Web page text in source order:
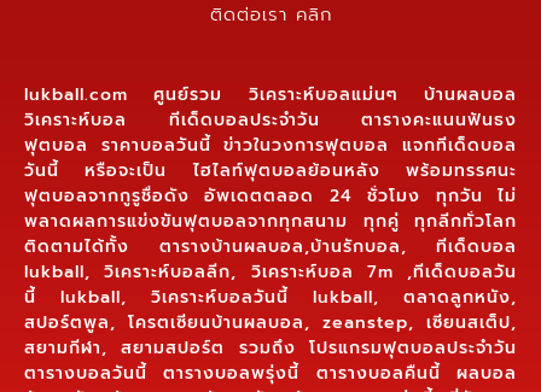
ติดต่อเรา คลิก
lukball.com ศูนย์รวม วิเคราะห์บอลแม่นๆ บ้านผลบอล
วิเคราะห์บอล ทีเด็ดบอลประจำวัน ตารางคะแนนฟันธง
ฟุตบอล ราคาบอลวันนี้ ข่าวในวงการฟุตบอล แจกทีเด็ดบอล
วันนี้ หรือจะเป็น ไฮไลท์ฟุตบอลย้อนหลัง พร้อมทรรศนะ
ฟุตบอลจากกูรูชื่อดัง อัพเดตตลอด 24 ชั่วโมง ทุกวัน ไม่
พลาดผลการแข่งขันฟุตบอลจากทุกสนาม ทุกคู่ ทุกลีกทั่วโลก
ติดตามได้ทั้ง ตารางบ้านผลบอล,บ้านรักบอล, ทีเด็ดบอล
lukball, วิเคราะห์บอลลีก, วิเคราะห์บอล 7m ,ทีเด็ดบอลวัน
นี้ lukball, วิเคราะห์บอลวันนี้ lukball, ตลาดลูกหนัง,
สปอร์ตพูล, โครตเซียนบ้านผลบอล, zeanstep, เซียนสเต็ป,
สยามกีฬา, สยามสปอร์ต รวมถึง โปรแกรมฟุตบอลประจำวัน
ตารางบอลวันนี้ ตารางบอลพรุ่งนี้ ตารางบอลคืนนี้ ผลบอล